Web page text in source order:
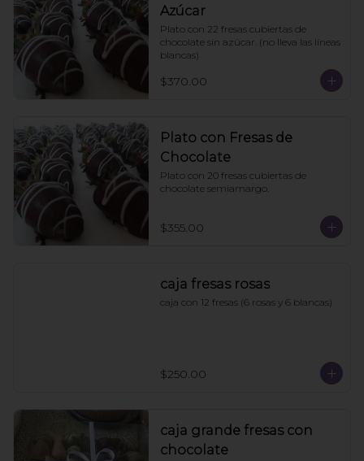
Azúcar
Plato con 22 fresas cubiertas de
chocolate sin azúcar. (no lleva las líneas
blancas)
$370.00
Plato con Fresas de
Chocolate
Plato con 20 fresas cubiertas de
chocolate semiamargo.
$355.00
caja fresas rosas
caja con 12 fresas (6 rosas y 6 blancas)
$250.00
caja grande fresas con
chocolate